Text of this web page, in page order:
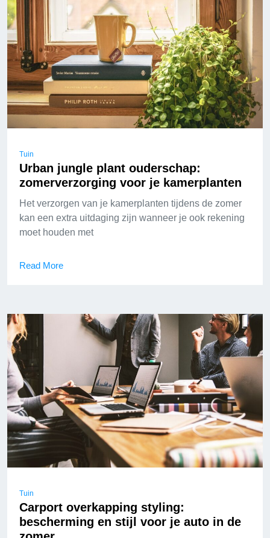
Tuin
Urban jungle plant ouderschap:
zomerverzorging voor je kamerplanten
Het verzorgen van je kamerplanten tijdens de zomer
kan een extra uitdaging zijn wanneer je ook rekening
moet houden met
Read More
Tuin
Carport overkapping styling:
bescherming en stijl voor je auto in de